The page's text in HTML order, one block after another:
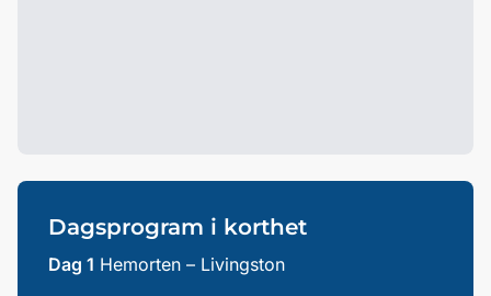
Dagsprogram i korthet
Dag 1 Hemorten – Livingston